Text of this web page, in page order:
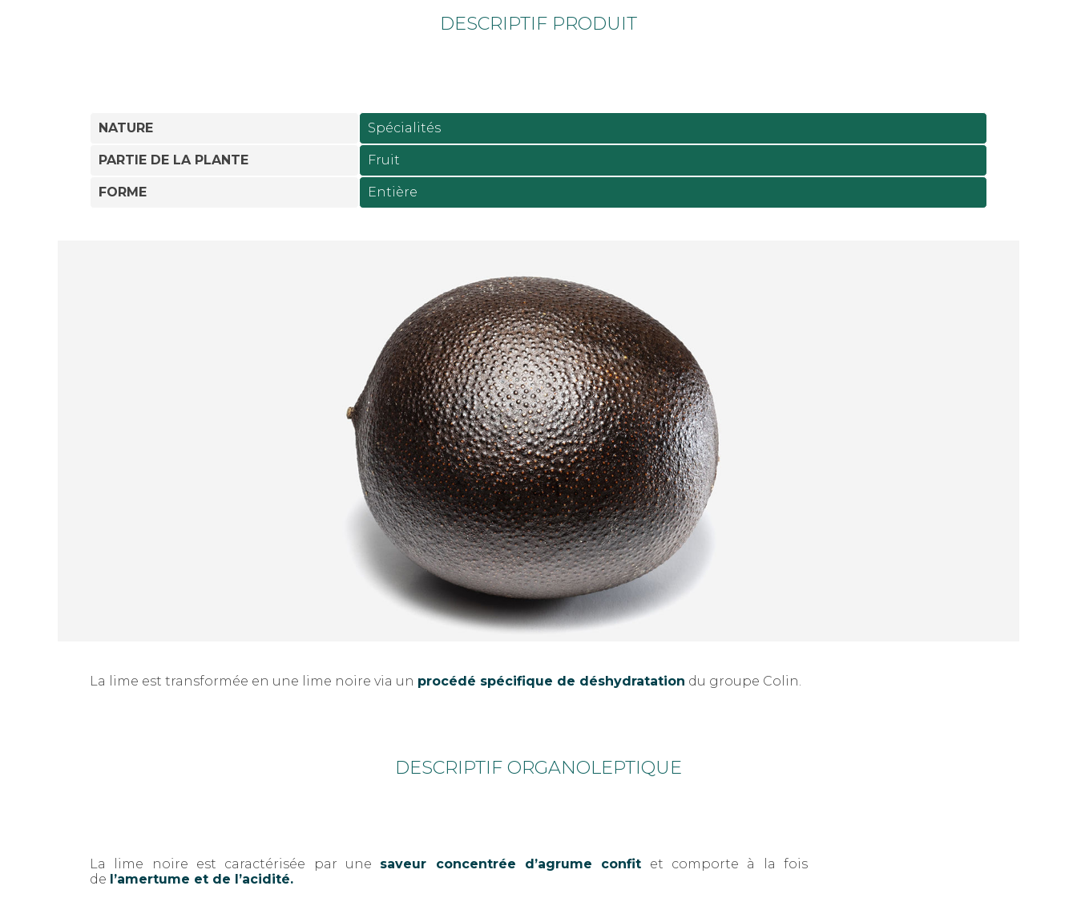
DESCRIPTIF PRODUIT
NATURE Spécialités
PARTIE DE LA PLANTE Fruit
FORME Entière
La lime est transformée en une lime noire via un procédé spécifique de déshydratation du groupe Colin.
DESCRIPTIF ORGANOLEPTIQUE
La lime noire est caractérisée par une saveur concentrée d’agrume confit et comporte à la fois
de l’amertume et de l’acidité.